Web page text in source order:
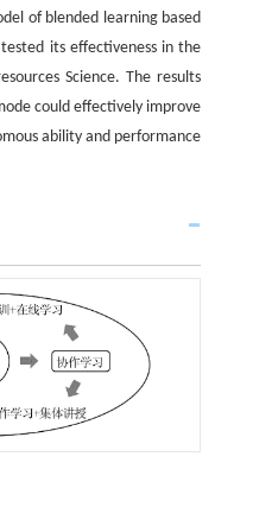
of blended learning based
its effectiveness in the
Science. The results
could effectively improve
ability and performance